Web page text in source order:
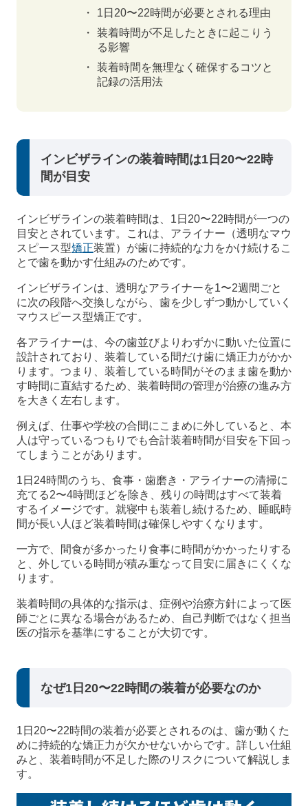
1日20〜22時間が必要とされる理由
装着時間が不足したときに起こりう
る影響
装着時間を無理なく確保するコツと
記録の活用法
インビザラインの装着時間は1日20〜22時
間が目安
インビザラインの装着時間は、1日20〜22時間が一つの
目安とされています。これは、アライナー（透明なマウ
スピース型矯正装置）が歯に持続的な力をかけ続けるこ
とで歯を動かす仕組みのためです。
インビザラインは、透明なアライナーを1〜2週間ごと
に次の段階へ交換しながら、歯を少しずつ動かしていく
マウスピース型矯正です。
各アライナーは、今の歯並びよりわずかに動いた位置に
設計されており、装着している間だけ歯に矯正力がかか
ります。つまり、装着している時間がそのまま歯を動か
す時間に直結するため、装着時間の管理が治療の進み方
を大きく左右します。
例えば、仕事や学校の合間にこまめに外していると、本
人は守っているつもりでも合計装着時間が目安を下回っ
てしまうことがあります。
1日24時間のうち、食事・歯磨き・アライナーの清掃に
充てる2〜4時間ほどを除き、残りの時間はすべて装着
するイメージです。就寝中も装着し続けるため、睡眠時
間が長い人ほど装着時間は確保しやすくなります。
一方で、間食が多かったり食事に時間がかかったりする
と、外している時間が積み重なって目安に届きにくくな
ります。
装着時間の具体的な指示は、症例や治療方針によって医
師ごとに異なる場合があるため、自己判断ではなく担当
医の指示を基準にすることが大切です。
なぜ1日20〜22時間の装着が必要なのか
1日20〜22時間の装着が必要とされるのは、歯が動くた
めに持続的な矯正力が欠かせないからです。詳しい仕組
みと、装着時間が不足した際のリスクについて解説しま
す。